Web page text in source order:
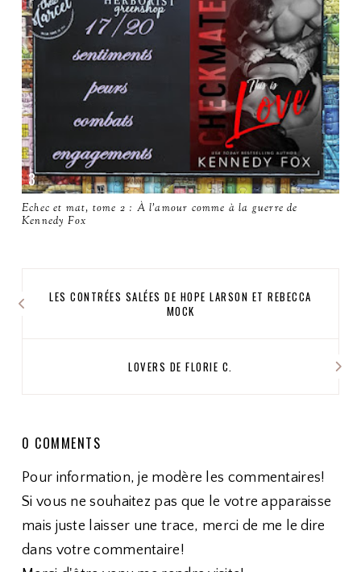
Echec et mat, tome 2 : À l'amour comme à la guerre de
Kennedy Fox
LES CONTRÉES SALÉES DE HOPE LARSON ET REBECCA
MOCK
LOVERS DE FLORIE C.
0 COMMENTS
Pour information, je modère les commentaires!
Si vous ne souhaitez pas que le votre apparaisse
mais juste laisser une trace, merci de me le dire
dans votre commentaire!